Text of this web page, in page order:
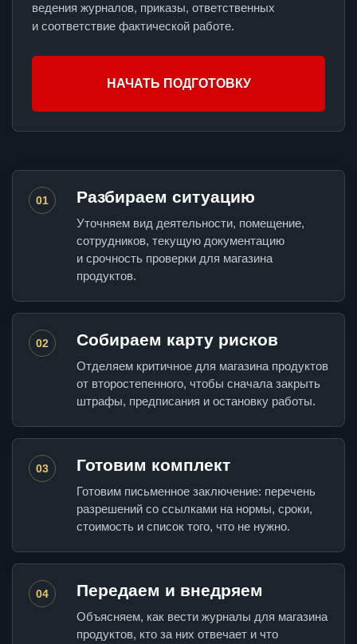
ведения журналов, приказы, ответственных
и соответствие фактической работе.
НАЧАТЬ ПОДГОТОВКУ
01 Разбираем ситуацию
Уточняем вид деятельности, помещение,
сотрудников, текущую документацию
и срочность проверки для магазина
продуктов.
02 Собираем карту рисков
Отделяем критичное для магазина продуктов
от второстепенного, чтобы сначала закрыть
штрафы, предписания и остановку работы.
03 Готовим комплект
Готовим письменное заключение: перечень
разрешений со ссылками на нормы, сроки,
стоимость и список того, что не нужно.
04 Передаем и внедряем
Объясняем, как вести журналы для магазина
продуктов, кто за них отвечает и что